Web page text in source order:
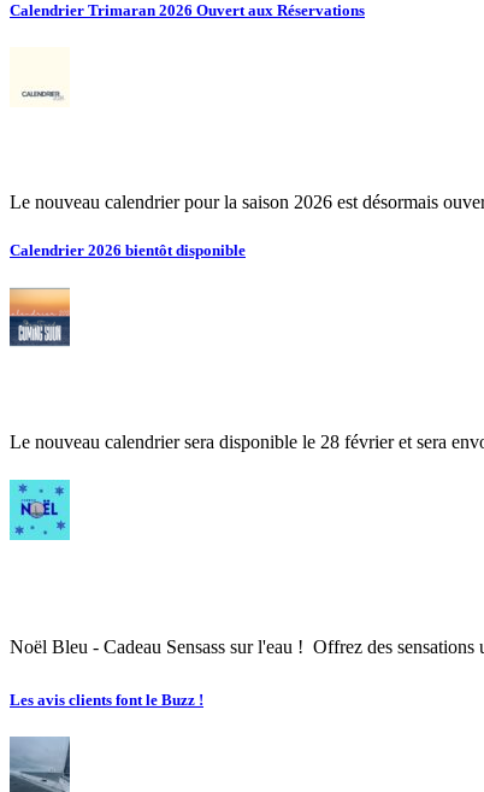
Calendrier Trimaran 2026 Ouvert aux Réservations
Le nouveau calendrier pour la saison 2026 est désormais
Calendrier 2026 bientôt disponible
Le nouveau calendrier sera disponible le 28 février et sera
Noël Bleu - Cadeau Sensass sur l'eau ! Offrez des
Les avis clients font le Buzz !